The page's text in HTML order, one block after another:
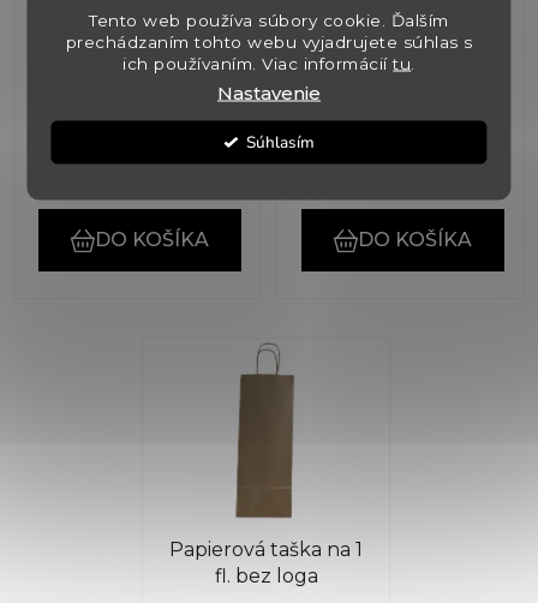
Tento web používa súbory cookie. Ďalším
prechádzaním tohto webu vyjadrujete súhlas s
ich používaním. Viac informáciítu
Nastavenie
Súhlasím
Otvarák na víno s
logom Vinujeme
(>5 ks)
€12,30
DO KOŠÍKA
Krabica čierna
universal pre 1 fľašu +
vložka
✅ Skladom
€3,60
DO KOŠÍKA
Papierová taška na 1
fl. bez loga